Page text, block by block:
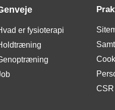
er fysioterapi
CSR